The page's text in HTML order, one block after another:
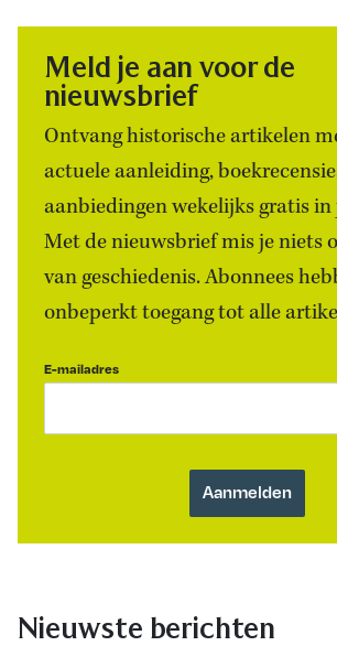
Meld je aan voor de
nieuwsbrief
Ontvang historische artikelen
actuele aanleiding,
aanbiedingen wekelijks gratis in
Met de nieuwsbrief mis je niets
van geschiedenis. Abonnees
onbeperkt toegang tot alle
E-mailadres
Nieuwste berichten